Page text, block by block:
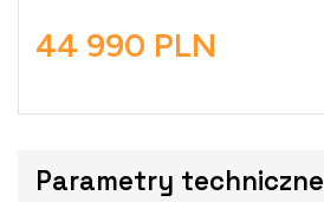
44 990 PLN
Parametry techniczne